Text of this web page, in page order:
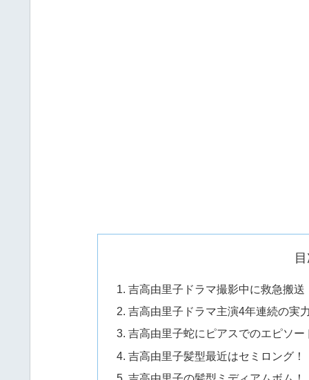
吉高由里子ドラマ撮影中に救急搬送
吉高由里子ドラマ主演4年連続の実力
吉高由里子蛇にピアスでのエピソー
吉高由里子髪型最近はセミロング！